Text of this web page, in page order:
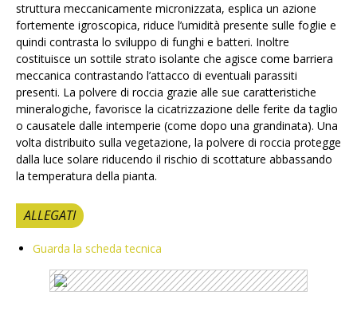
struttura meccanicamente micronizzata, esplica un azione
fortemente igroscopica, riduce l’umidità presente sulle foglie e
quindi contrasta lo sviluppo di funghi e batteri. Inoltre
costituisce un sottile strato isolante che agisce come barriera
meccanica contrastando l’attacco di eventuali parassiti
presenti. La polvere di roccia grazie alle sue caratteristiche
mineralogiche, favorisce la cicatrizzazione delle ferite da taglio
o causatele dalle intemperie (come dopo una grandinata). Una
volta distribuito sulla vegetazione, la polvere di roccia protegge
dalla luce solare riducendo il rischio di scottature abbassando
la temperatura della pianta.
ALLEGATI
Guarda la scheda tecnica